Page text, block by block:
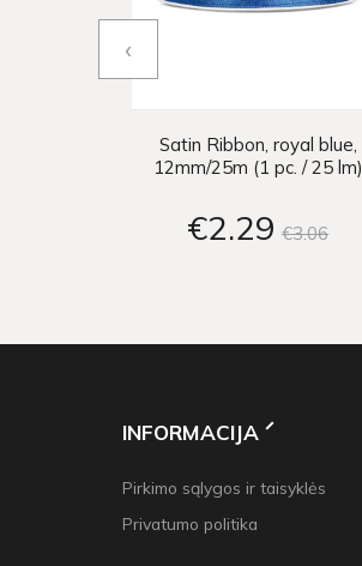
Satin Ribbon, royal blue,
12mm/25m (1 pc. / 25 lm)
€2 29 €306
‹
INFORMACIJA
Pirkimo sąlygos ir taisyklės
Privatumo politika